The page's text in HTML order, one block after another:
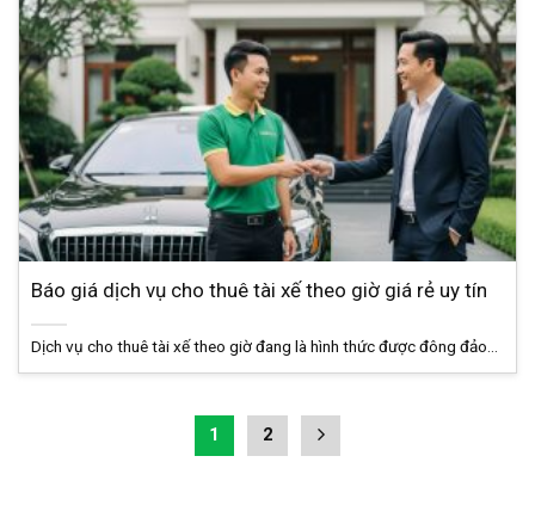
Báo giá dịch vụ cho thuê tài xế theo giờ giá rẻ uy tín
Dịch vụ cho thuê tài xế theo giờ đang là hình thức được đông đảo...
1 2